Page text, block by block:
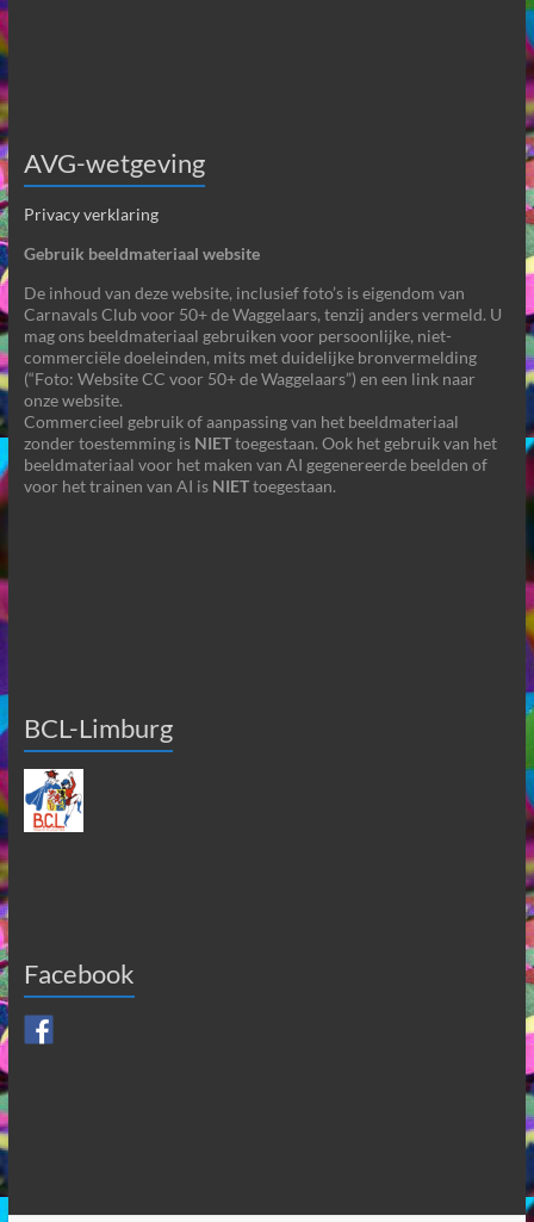
AVG-wetgeving
Privacy verklaring
Gebruik beeldmateriaal website
De inhoud van deze website, inclusief foto’s is eigendom van
Carnavals Club voor 50+ de Waggelaars, tenzij anders vermeld. U
mag ons beeldmateriaal gebruiken voor persoonlijke, niet-
commerciële doeleinden, mits met duidelijke bronvermelding
(“Foto: Website CC voor 50+ de Waggelaars”) en een link naar
onze website.
Commercieel gebruik of aanpassing van het beeldmateriaal
zonder toestemming is NIETtoegestaan. Ook het gebruik van het
beeldmateriaal voor het maken van AI gegenereerde beelden of
voor het trainen van AI is NIETtoegestaan.
BCL-Limburg
Facebook